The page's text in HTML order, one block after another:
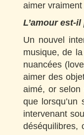
aimer vraiment
L’amour est-
Un nouvel
musique, de
nuancées
aimer des
aimé, or selon
que lorsqu’un
intervenant
déséquilibres,